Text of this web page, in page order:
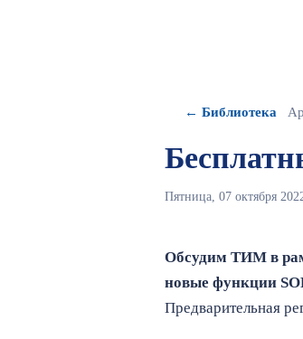
← Библиотека
Пятница, 07 октября
Обсудим ТИМ в
новые функции
Предварительная